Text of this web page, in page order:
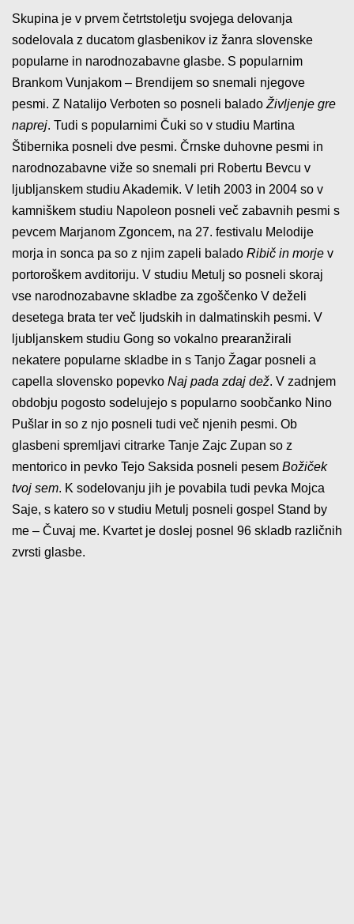
Skupina je v prvem četrtstoletju svojega delovanja
sodelovala z ducatom glasbenikov iz žanra slovenske
popularne in narodnozabavne glasbe. S popularnim
Brankom Vunjakom – Brendijem so snemali njegove
pesmi. Z Natalijo Verboten so posneli balado Življenje gre
naprej. Tudi s popularnimi Čuki so v studiu Martina
Štibernika posneli dve pesmi. Črnske duhovne pesmi in
narodnozabavne viže so snemali pri Robertu Bevcu v
ljubljanskem studiu Akademik. V letih 2003 in 2004 so v
kamniškem studiu Napoleon posneli več zabavnih pesmi s
pevcem Marjanom Zgoncem, na 27. festivalu Melodije
morja in sonca pa so z njim zapeli balado Ribič in morje v
portoroškem avditoriju. V studiu Metulj so posneli skoraj
vse narodnozabavne skladbe za zgoščenko V deželi
desetega brata ter več ljudskih in dalmatinskih pesmi. V
ljubljanskem studiu Gong so vokalno prearanžirali
nekatere popularne skladbe in s Tanjo Žagar posneli a
capella slovensko popevko Naj pada zdaj dež. V zadnjem
obdobju pogosto sodelujejo s popularno soobčanko Nino
Pušlar in so z njo posneli tudi več njenih pesmi. Ob
glasbeni spremljavi citrarke Tanje Zajc Zupan so z
mentorico in pevko Tejo Saksida posneli pesem Božiček
tvoj sem. K sodelovanju jih je povabila tudi pevka Mojca
Saje, s katero so v studiu Metulj posneli gospel Stand by
me – Čuvaj me. Kvartet je doslej posnel 96 skladb različnih
zvrsti glasbe.